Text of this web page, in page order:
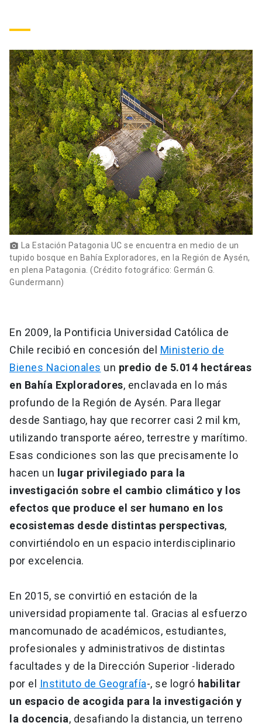
photo_camera La Estación Patagonia UC se encuentra en medio de un
tupido bosque en Bahía Exploradores, en la Región de Aysén,
en plena Patagonia. (Crédito fotográfico: Germán G.
Gundermann)
En 2009, la Pontificia Universidad Católica de
Chile recibió en concesión del Ministerio de
Bienes Nacionales un predio de 5.014 hectáreas
en Bahía Exploradores, enclavada en lo más
profundo de la Región de Aysén. Para llegar
desde Santiago, hay que recorrer casi 2 mil km,
utilizando transporte aéreo, terrestre y marítimo.
Esas condiciones son las que precisamente lo
hacen un lugar privilegiado para la
investigación sobre el cambio climático y los
efectos que produce el ser humano en los
ecosistemas desde distintas perspectivas,
convirtiéndolo en un espacio interdisciplinario
por excelencia.
En 2015, se convirtió en estación de la
universidad propiamente tal. Gracias al esfuerzo
mancomunado de académicos, estudiantes,
profesionales y administrativos de distintas
facultades y de la Dirección Superior -liderado
por el
Instituto de Geografía-, se logró habilitar
un espacio de acogida para la investigación y
la docencia, desafiando la distancia, un terreno